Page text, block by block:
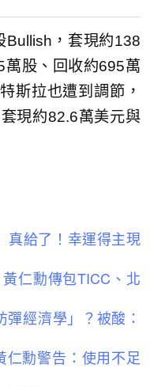
Bullish，套現約138
萬股、回收約695萬
斯拉也遭到調節，
現約82.6萬美元與
真給了！幸運得主現
仁勳傳包TICC、北
經濟學」？被酸：
仁勳警告：使用不足